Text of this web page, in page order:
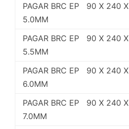
PAGAR BRC EP 90 X 240 X
5.0MM
PAGAR BRC EP 90 X 240 X
5.5MM
PAGAR BRC EP 90 X 240 X
6.0MM
PAGAR BRC EP 90 X 240 X
7.0MM